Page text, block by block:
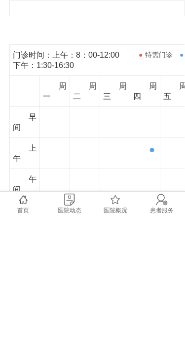
门诊时间：上午：8：00-12:00
下午：1:30-16:30
● 特需门诊 ●
周
一
周
二
周
三
周
四
周
五
早
间
上
午
●
午
间
下
首页 医院动态 医院概况 患者服务